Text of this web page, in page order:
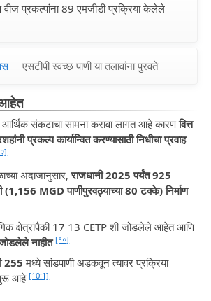
वीज प्रकल्पांना 89 एमजीडी प्रक्रिया केलेले
एसटीपी स्वच्छ पाणी या तलावांना पुरवते
आहेत
आर्थिक संकटाचा सामना करावा लागत आहे कारणवित्त
प्रकल्प कार्यान्वित करण्यासाठी निधीचा प्रवाह
अंदाजानुसार,राजधानी 2025 पर्यंत 925
(1,156 MGD पाणीपुरवठ्याच्या 80 टक्के) निर्माण
क्षेत्रांपैकी 17 13 CETP शी जोडलेले आहेत आणि
नाहीत [१०]
255 मध्ये सांडपाणी अडकवून त्यावर प्रक्रिया
आहे [10:1]